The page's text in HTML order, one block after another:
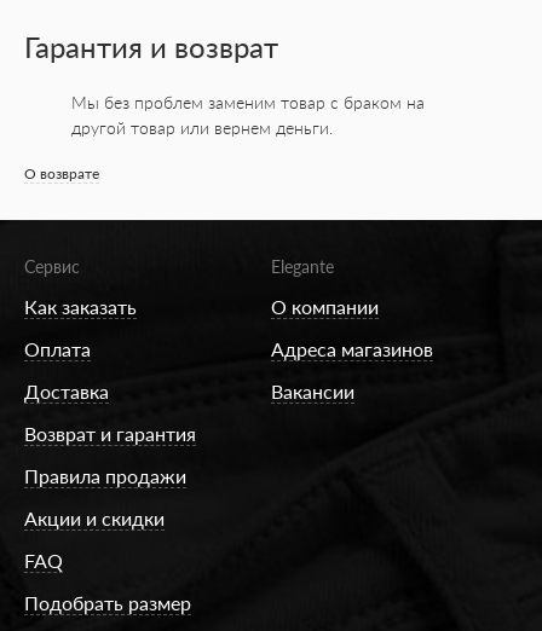
Гарантия и возврат
Мы без проблем заменим товар с браком на
другой товар или вернем деньги.
О возврате
Сервис
Как заказать
Оплата
Доставка
Возврат и гарантия
Правила продажи
Акции и скидки
FAQ
Подобрать размер
Elegante
О компании
Адреса магазинов
Вакансии